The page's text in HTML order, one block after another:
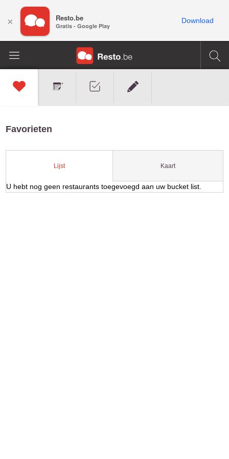
Favorieten
Lijst Kaart
U hebt nog geen restaurants toegevoegd aan uw bucket list.
× Resto.be
Gratis - Google Play
Download